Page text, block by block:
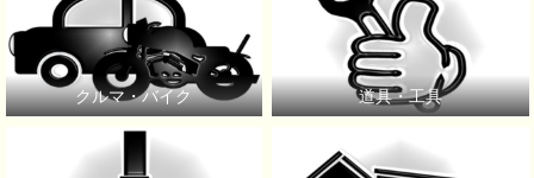
クルマ・バイク 道具・工具